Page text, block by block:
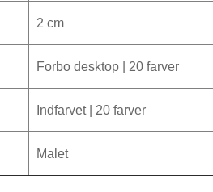
2 cm
Forbo desktop | 20 farver
Indfarvet | 20 farver
Malet